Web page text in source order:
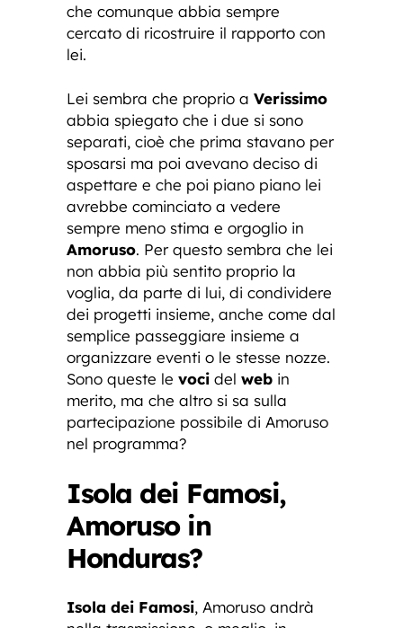
che comunque abbia sempre
cercato di ricostruire il rapporto con
lei.
Lei sembra che proprio a Verissimo
abbia spiegato che i due si sono
separati, cioè che prima stavano per
sposarsi ma poi avevano deciso di
aspettare e che poi piano piano lei
avrebbe cominciato a vedere
sempre meno stima e orgoglio in
Amoruso. Per questo sembra che lei
non abbia più sentito proprio la
voglia, da parte di lui, di condividere
dei progetti insieme, anche come dal
semplice passeggiare insieme a
organizzare eventi o le stesse nozze.
Sono queste le voci del web in
merito, ma che altro si sa sulla
partecipazione possibile di Amoruso
nel programma?
Isola dei Famosi,
Amoruso in
Honduras?
Isola dei Famosi, Amoruso andrà